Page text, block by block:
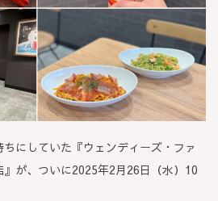
にしていた『ウェンディーズ・ファ
が、ついに2025年2月26日（水）10